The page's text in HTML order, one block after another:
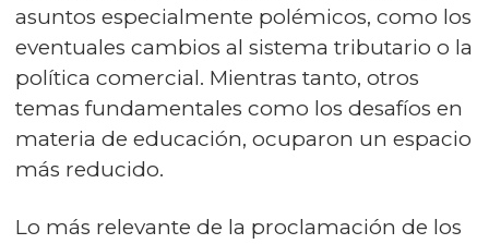
asuntos especialmente polémicos, como los
eventuales cambios al sistema tributario o la
política comercial. Mientras tanto, otros
temas fundamentales como los desafíos en
materia de educación, ocuparon un espacio
más reducido.
Lo más relevante de la proclamación de los